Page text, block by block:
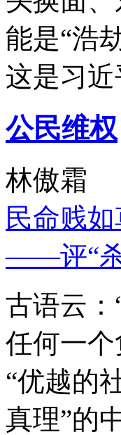
能是“浩
这是习
公民维权
林傲霜
民命贱如
——评“杀
古语云
任何一
“优越的
真理”的